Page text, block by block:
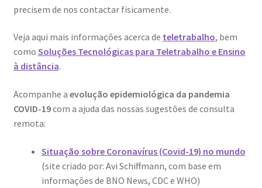
Loja
Dia Mundial do Livro e dos Direitos de Autor
Impressão e Criatividade
precisem de nos contactar fisicamente.
Veja aqui mais informações acerca de teletrabalho, bem
como Soluções Tecnológicas para Teletrabalho e Ensino
à distância.
Acompanhe a evolução epidemiológica da pandemia
COVID-19com a ajuda das nossas sugestões de consulta
remota:
Situação sobre Coronavírus (Covid-19) no mundo
(site criado por: Avi Schiffmann, com base em
informações de BNO News, CDC e WHO)